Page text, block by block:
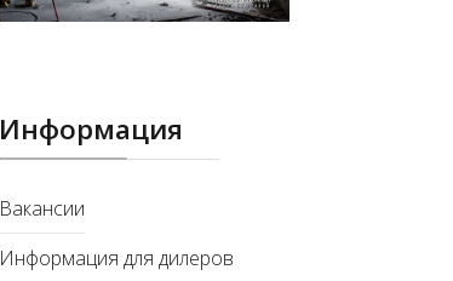
Информация
Вакансии
Информация для дилеров